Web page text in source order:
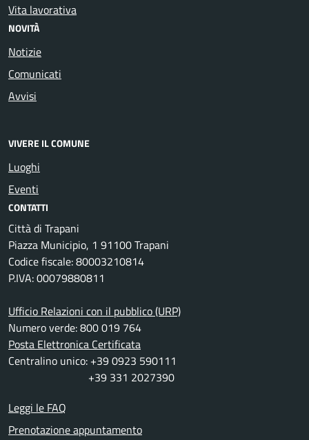
Vita lavorativa
NOVITÀ
Notizie
Comunicati
Avvisi
VIVERE IL COMUNE
Luoghi
Eventi
CONTATTI
Città di Trapani
Piazza Municipio, 1 91100 Trapani
Codice fiscale: 80003210814
P.IVA: 00079880811
Ufficio Relazioni con il pubblico (URP)
Numero verde: 800 019 764
Posta Elettronica Certificata
Centralino unico: +39 0923 590111
+39 331 2027390
Leggi le FAQ
Prenotazione appuntamento